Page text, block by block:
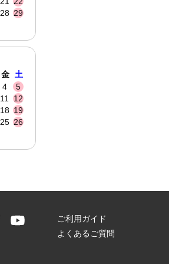
28 29
金
土
4
5
11
12
18 19
25 26
ご利用ガイド
よくあるご質問